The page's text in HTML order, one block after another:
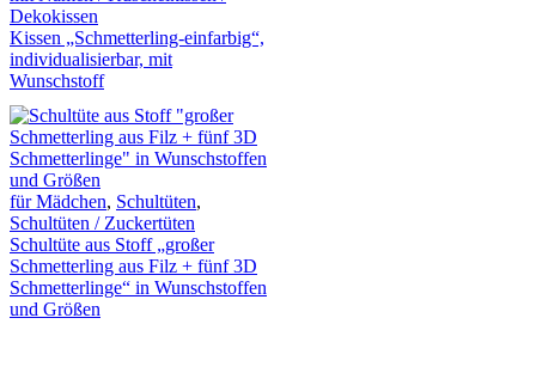
Dekokissen
Kissen „Schmetterling-einfarbig“,
individualisierbar, mit
Wunschstoff
für Mädchen, Schultüten,
Schultüten / Zuckertüten
Schultüte aus Stoff „großer
Schmetterling aus Filz + fünf 3D
Schmetterlinge“ in Wunschstoffen
und Größen